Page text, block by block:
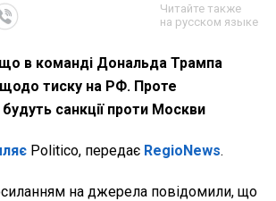
Читайте также
на русском языке
в команді Дональда Трампа
тиску на РФ. Проте
санкції проти Москви
Politico, передає RegioNews.
на джерела повідомили, що